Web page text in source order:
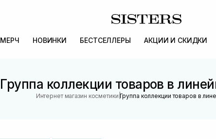
МЕРЧ НОВИНКИ БЕСТСЕЛЛЕРЫ АКЦИИ И СКИДКИ
Группа коллекции товаров в
Интернет магазин косметики |Группа коллекции товаров в